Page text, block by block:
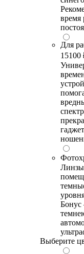
время
Для
15100
Линзы
Бонус
Выберите